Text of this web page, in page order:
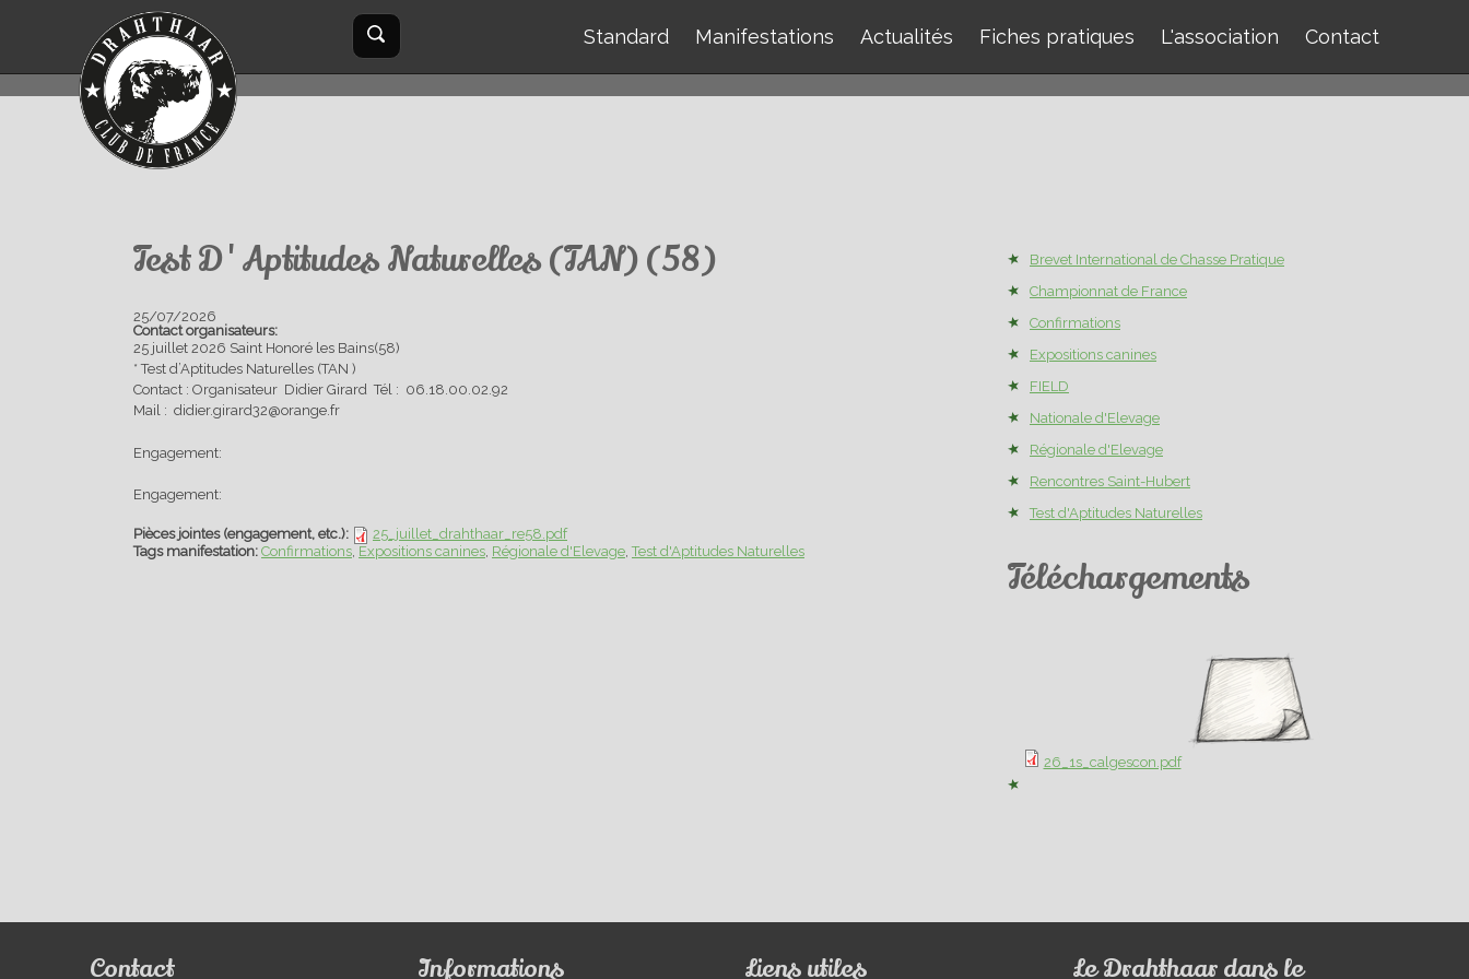
Aller au contenu principal
Formulaire
de
recherche
Rechercher
Standard Manifestations Actualités Fiches pratiques L'association Contact
Test D'Aptitudes Naturelles (TAN) (58)
25/07/2026
Contact organisateurs:
25 juillet 2026 Saint Honoré les Bains(58)
* Test d’Aptitudes Naturelles (TAN )
Contact : Organisateur Didier Girard Tél : 06.18.00.02.92
Mail : didier.girard32@orange.fr
Engagement:
Engagement:
Pièces jointes (engagement, etc.):
25_juillet_drahthaar_re58.pdf
Tags manifestation: Confirmations Expositions canines Régionale d'Elevage Test d'Aptitudes Naturelles
Brevet International de Chasse Pratique
Championnat de France
Confirmations
Expositions canines
FIELD
Nationale d'Elevage
Régionale d'Elevage
Rencontres Saint-Hubert
Test d'Aptitudes Naturelles
Téléchargements
26_1s_calgescon.pdf
Contact Informations Liens utiles Le Drahthaar dans le